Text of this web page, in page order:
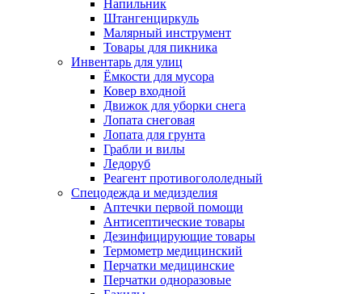
Напильник
Штангенциркуль
Малярный инструмент
Товары для пикника
Инвентарь для улиц
Ёмкости для мусора
Ковер входной
Движок для уборки снега
Лопата снеговая
Лопата для грунта
Грабли и вилы
Ледоруб
Реагент противогололедный
Спецодежда и медизделия
Аптечки первой помощи
Антисептические товары
Дезинфицирующие товары
Термометр медицинский
Перчатки медицинские
Перчатки одноразовые